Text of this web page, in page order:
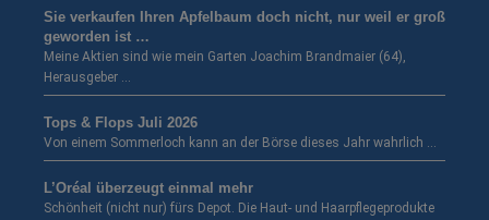
Sie verkaufen Ihren Apfelbaum doch nicht, nur weil er groß
geworden ist …
Meine Aktien sind wie mein Garten Joachim Brandmaier (64),
Herausgeber …
Tops & Flops Juli 2026
Von einem Sommerloch kann an der Börse dieses Jahr wahrlich …
L’Oréal überzeugt einmal mehr
Schönheit (nicht nur) fürs Depot. Die Haut- und Haarpflegeprodukte